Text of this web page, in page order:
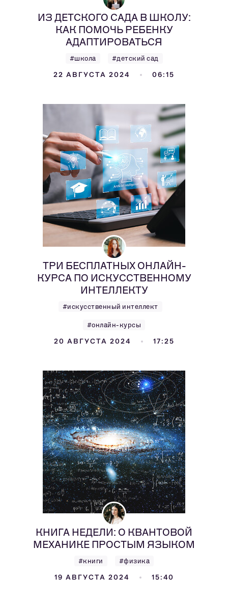
ИЗ ДЕТСКОГО САДА В ШКОЛУ:
КАК ПОМОЧЬ РЕБЕНКУ
АДАПТИРОВАТЬСЯ
#школа #детский сад
22 АВГУСТА 2024 06:15
ТРИ БЕСПЛАТНЫХ ОНЛАЙН-
КУРСА ПО ИСКУССТВЕННОМУ
ИНТЕЛЛЕКТУ
#искусственный интеллект
#онлайн-курсы
20 АВГУСТА 2024 17:25
КНИГА НЕДЕЛИ: О КВАНТОВОЙ
МЕХАНИКЕ ПРОСТЫМ ЯЗЫКОМ
#книги #физика
19 АВГУСТА 2024 15:40